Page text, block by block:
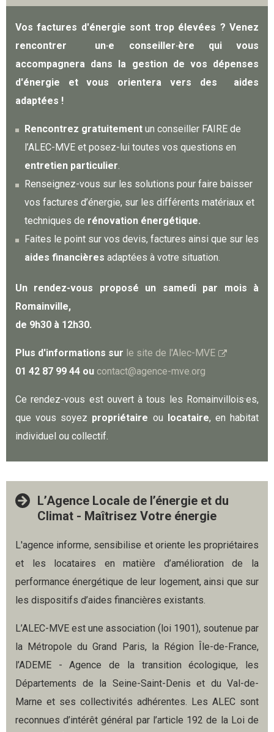
Vos factures d'énergie sont trop élevées ? Venez
rencontrer un·e conseiller·ère qui vous
accompagnera dans la gestion de vos dépenses
d'énergie et vous orientera vers des aides
adaptées !
Rencontrez gratuitement un conseiller FAIRE de
l’ALEC-MVE et posez-lui toutes vos questions en
entretien particulier.
Renseignez-vous sur les solutions pour faire baisser
vos factures d’énergie, sur les différents matériaux et
techniques de rénovation énergétique.
Faites le point sur vos devis, factures ainsi que sur les
aides financières adaptées à votre situation.
Un rendez-vous proposé un samedi par mois à
Romainville,
de 9h30 à 12h30.
Plus d'informations sur le site de l'Alec-MVE
01 42 87 99 44 ou contact@agence-mve.org
Ce rendez-vous est ouvert à tous les Romainvillois·es,
que vous soyez propriétaire ou locataire, en habitat
individuel ou collectif.
L’Agence Locale de l’énergie et du
Climat - Maîtrisez Votre énergie
L'agence informe, sensibilise et oriente les propriétaires
et les locataires en matière d’amélioration de la
performance énergétique de leur logement, ainsi que sur
les dispositifs d’aides financières existants.
L’ALEC-MVE est une association (loi 1901), soutenue par
la Métropole du Grand Paris, la Région Île-de-France,
l’ADEME - Agence de la transition écologique, les
Départements de la Seine-Saint-Denis et du Val-de-
Marne et ses collectivités adhérentes. Les ALEC sont
reconnues d’intérêt général par l’article 192 de la Loi de